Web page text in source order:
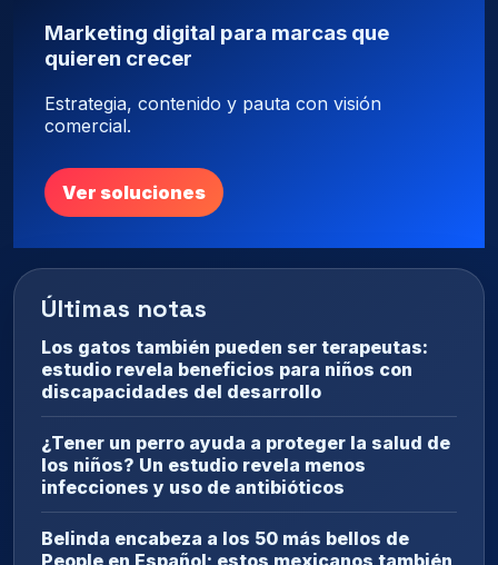
Marketing digital para marcas que
quieren crecer
Estrategia, contenido y pauta con visión
comercial.
Ver soluciones
Últimas notas
Los gatos también pueden ser terapeutas:
estudio revela beneficios para niños con
discapacidades del desarrollo
¿Tener un perro ayuda a proteger la salud de
los niños? Un estudio revela menos
infecciones y uso de antibióticos
Belinda encabeza a los 50 más bellos de
People en Español; estos mexicanos también